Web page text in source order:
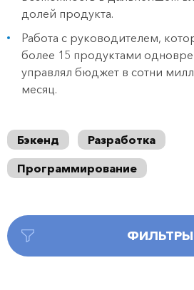
долей продукта.
Работа с руководителем,
более 15 продуктами
управлял бюджет в сотни
месяц.
Бэкенд
Разработка
Программирование
ФИЛЬТРЫ